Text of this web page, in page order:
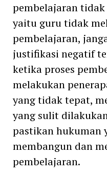
pembelajaran
yaitu guru tidak
pembelajaran,
justifikasi negatif
ketika proses
melakukan
yang tidak tepat,
yang sulit
pastikan hukuman
membangun dan
pembelajaran.